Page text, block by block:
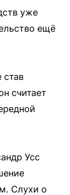
уже
ещё
став
считает
Усс
Слухи о